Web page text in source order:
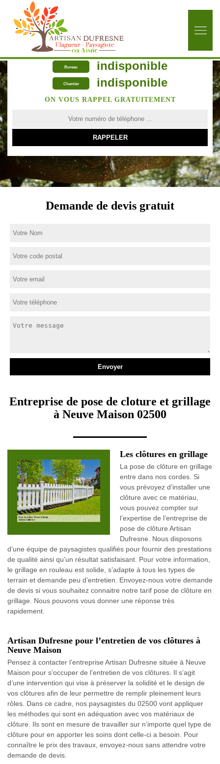
Bureau indisponible
Chantier indisponible
ON VOUS RAPPEL GRATUITEMENT
Demande de devis gratuit
Entreprise de pose de cloture et grillage
à Neuve Maison 02500
Les clôtures en grillage
La pose de clôture en grillage
entre dans nos cordes. Si
vous prévoyez d’installer une
clôture avec ce matériau,
vous pouvez compter sur
l’expertise de l’entreprise de
pose de clôture Artisan
Dufresne. Nous disposons
d’une équipe de paysagistes qualifiés pour fournir des prestations
de qualité ainsi qu’un résultat satisfaisant. Pour votre information,
le grillage en rouleau est solide, s’adapte à tous les types de
terrain et demande peu d’entretien. Envoyez-nous votre demande
de devis si vous souhaitez connaitre notre tarif pose de clôture en
grillage. Nous pouvons vous donner une réponse très
rapidement.
Artisan Dufresne pour l’entretien de vos clôtures à
Neuve Maison
Pensez à contacter l’entreprise Artisan Dufresne située à Neuve
Maison pour s’occuper de l’entretien de vos clôtures. Il s’agit
d’une intervention qui vise à préserver la solidité et le design de
vos clôtures afin de leur permettre de remplir pleinement leurs
rôles. Dans ce cadre, nos paysagistes du 02500 vont appliquer
les méthodes qui sont en adéquation avec vos matériaux de
clôture. Ils sont en mesure de travailler sur n’importe quel type de
clôture pour en apporter les soins dont celle-ci a besoin. Pour
connaître le prix des travaux, envoyez-nous sans attendre votre
demande de devis.